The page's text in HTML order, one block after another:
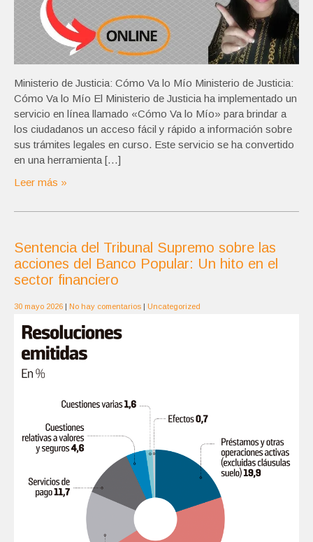
Ministerio de Justicia: Cómo Va lo Mío Ministerio de Justicia:
Cómo Va lo Mío El Ministerio de Justicia ha implementado un
servicio en línea llamado «Cómo Va lo Mío» para brindar a
los ciudadanos un acceso fácil y rápido a información sobre
sus trámites legales en curso. Este servicio se ha convertido
en una herramienta […]
Leer más »
Sentencia del Tribunal Supremo sobre las
acciones del Banco Popular: Un hito en el
sector financiero
30 mayo 2026 | No hay comentarios | Uncategorized